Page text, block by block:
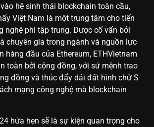
hệ sinh thái blockchain toàn cầu,
Việt Nam là một trung tâm cho tiến
nghệ phi tập trung. Được cố vấn bởi
chuyên gia trong ngành và nguồn lực
hàng đầu của Ethereum, ETHVietnam
toàn bởi cộng đồng, với sứ mệnh trao
đồng và thúc đẩy dải đất hình chữ S
mạng công nghệ mà blockchain
hứa hẹn sẽ là sự kiện quan trọng cho